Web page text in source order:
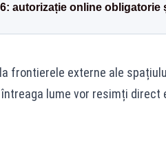
autorizație online obligatorie
frontierele externe ale
lume vor resimți